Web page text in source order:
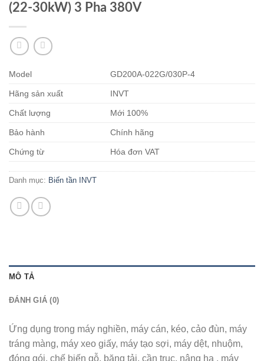
(22-30kW) 3 Pha 380V
Model GD200A-022G/030P-4
Hãng sản xuất INVT
Chất lượng Mới 100%
Bảo hành Chính hãng
Chứng từ Hóa đơn VAT
Danh mục: Biến tần INVT
MÔ TẢ
ĐÁNH GIÁ (0)
Ứng dụng trong máy nghiền, máy cán, kéo, cảo đùn, máy
tráng màng, máy xeo giấy, máy tạo sợi, máy dệt, nhuộm,
đóng gói, chế biến gỗ, băng tải, cần trục, nâng hạ , máy